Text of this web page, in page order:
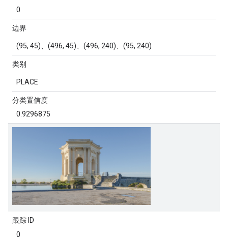
0
边界
(95, 45)、(496, 45)、(496, 240)、(95, 240)
类别
PLACE
分类置信度
0.9296875
跟踪 ID
0